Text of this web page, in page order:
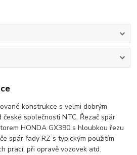
konstrukce s velmi dobrým
společnosti NTC. Řezač spár
HONDA GX390 s hloubkou řezu
spár řady RZ s typickým použitím
prací, při opravě vozovek atd.